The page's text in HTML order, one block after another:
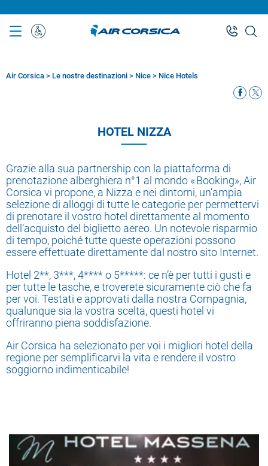
to
main
contentAssistenza
Breadcrumb
Air Corsica > Le nostre destinazioni > Nice > Nice Hotels
HOTEL NIZZA
Grazie alla sua partnership con la piattaforma di
prenotazione alberghiera n°1 al mondo « Booking», Air
Corsica vi propone, a Nizza e nei dintorni, un’ampia
selezione di alloggi di tutte le categorie per permettervi
di prenotare il vostro hotel direttamente al momento
dell’acquisto del biglietto aereo. Un notevole risparmio
di tempo, poiché tutte queste operazioni possono
essere effettuate direttamente dal nostro sito Internet.
Hotel 2**, 3***, 4**** o 5*****: ce n’è per tutti i gusti e
per tutte le tasche, e troverete sicuramente ciò che fa
per voi. Testati e approvati dalla nostra Compagnia,
qualunque sia la vostra scelta, questi hotel vi
offriranno piena soddisfazione.
Air Corsica ha selezionato per voi i migliori hotel della
regione per semplificarvi la vita e rendere il vostro
soggiorno indimenticabile!